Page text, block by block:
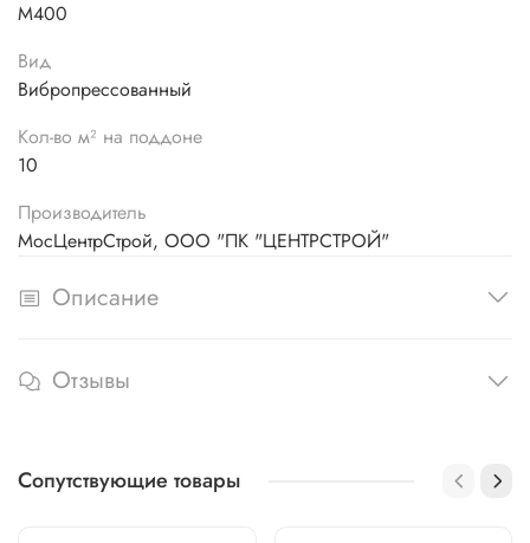
М400
Вид
Вибропрессованный
Кол-во м² на поддоне
10
Производитель
МосЦентрСтрой, ООО "ПК "ЦЕНТРСТРОЙ"
Описание
Отзывы
Сопутствующие товары